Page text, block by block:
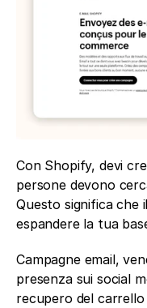
Con Shopify, devi
persone devono
Questo significa che
espandere la tua
Campagne email,
presenza sui social
recupero del